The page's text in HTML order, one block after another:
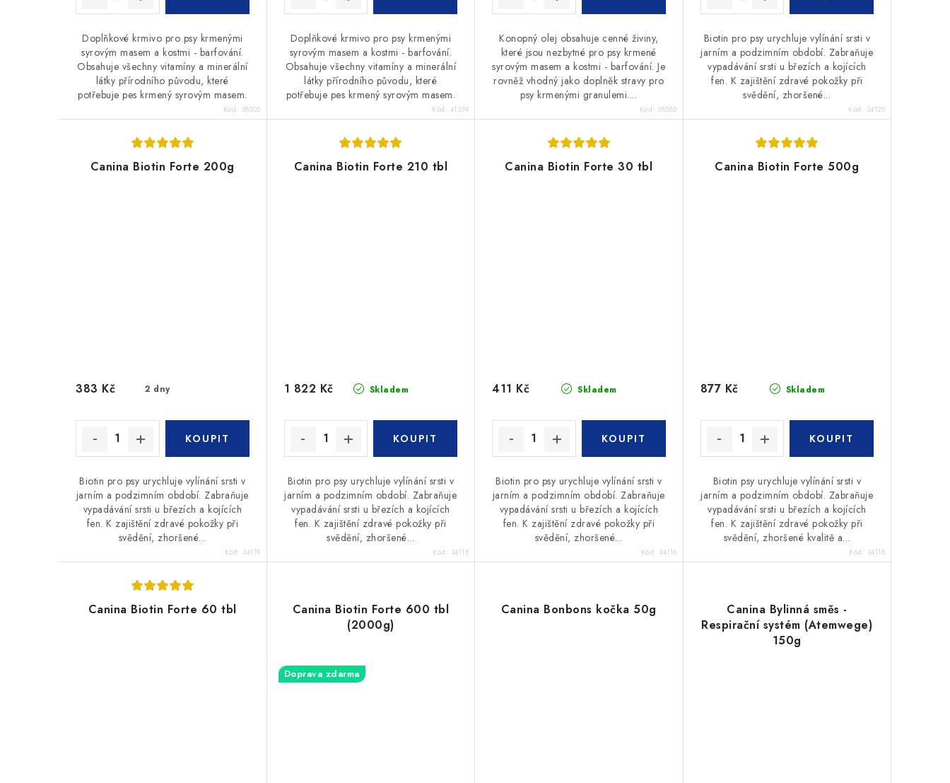
Doplňkové krmivo pro psy krmenými
syrovým masem a kostmi - barfování.
Obsahuje všechny vitamíny a minerální
látky přírodního původu, které
potřebuje pes krmený syrovým masem.
Kód: 38305
Doplňkové krmivo pro psy krmenými
syrovým masem a kostmi - barfování.
Obsahuje všechny vitamíny a minerální
látky přírodního původu, které
potřebuje pes krmený syrovým masem.
Kód: 41339
Konopný olej obsahuje cenné živiny,
které jsou nezbytné pro psy krmené
syrovým masem a kostmi - barfování. Je
rovněž vhodný jako doplněk stravy pro
psy krmenými granulemi....
Kód: 38585
Biotin pro psy urychluje vylínání srsti v
jarním a podzimním období. Zabraňuje
vypadávání srsti u březích a kojících
fen. K zajištění zdravé pokožky při
svědění, zhoršené...
Kód: 34120
Canina Biotin Forte 200g
2 dny
383 Kč
Biotin pro psy urychluje vylínání srsti v
jarním a podzimním období. Zabraňuje
vypadávání srsti u březích a kojících
fen. K zajištění zdravé pokožky při
svědění, zhoršené...
Kód: 34119
Canina Biotin Forte 210 tbl
Skladem
1 822 Kč
Biotin pro psy urychluje vylínání srsti v
jarním a podzimním období. Zabraňuje
vypadávání srsti u březích a kojících
fen. K zajištění zdravé pokožky při
svědění, zhoršené...
Kód: 34115
Canina Biotin Forte 30 tbl
Skladem
411 Kč
Biotin pro psy urychluje vylínání srsti v
jarním a podzimním období. Zabraňuje
vypadávání srsti u březích a kojících
fen. K zajištění zdravé pokožky při
svědění, zhoršené...
Kód: 34116
Canina Biotin Forte 500g
Skladem
877 Kč
Biotin psy urychluje vylínání srsti v
jarním a podzimním období. Zabraňuje
vypadávání srsti u březích a kojících
fen. K zajištění zdravé pokožky při
svědění, zhoršené kvalitě a...
Kód: 34118
Canina Biotin Forte 60 tbl
Canina Biotin Forte 600 tbl
(2000g)
Doprava zdarma
Canina Bonbons kočka 50g
Canina Bylinná směs -
Respirační systém (Atemwege)
150g